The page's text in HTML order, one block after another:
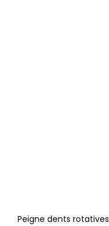
Peigne dents rotatives